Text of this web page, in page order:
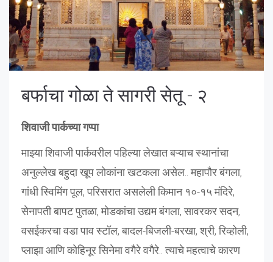
बर्फाचा गोळा ते सागरी सेतू - २
शिवाजी पार्कच्या गप्पा
माझ्या शिवाजी पार्कवरील पहिल्या लेखात बऱ्याच स्थानांचा
अनुल्लेख बहुदा खूप लोकांना खटकला असेल.. महापौर बंगला,
गांधी स्विमिंग पूल, परिसरात असलेली किमान १०-१५ मंदिरे,
सेनापती बापट पुतळा, मोडकांचा उद्यम बंगला, सावरकर सदन,
वसईकरचा वडा पाव स्टॉल, बादल-बिजली-बरखा, श्री, रिव्होली,
प्लाझा आणि कोहिनूर सिनेमा वगैरे वगैरे.. त्याचे महत्वाचे कारण